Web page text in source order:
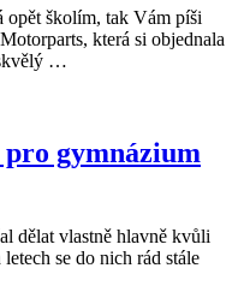
opět školím, tak Vám píši
která si objednala
…
gymnázium
dělat vlastně hlavně kvůli
se do nich rád stále